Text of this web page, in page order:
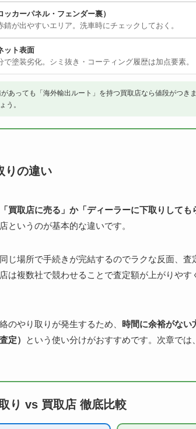
ッカーパネル・フェンダー裏）
錆が出やすいエリア。洗車時にチェックしておく。
ット表面
で塗装劣化。シミ抜き・コーティング履歴は加点要素。
あっても「海外輸出ルート」を持つ買取店なら値段がつき
う。
りの違い
「買取店に売る」か「ディーラーに下取りしても
というのが基本的な違いです。
じ場所で手続きが完結するのでラクな反面、
は複数社で競わせることで査定額が上がりや
のやり取りが発生するため、 時間に余裕がない
定）
という使い分けがおすすめです。次章で
り vs 買取店 徹底比較